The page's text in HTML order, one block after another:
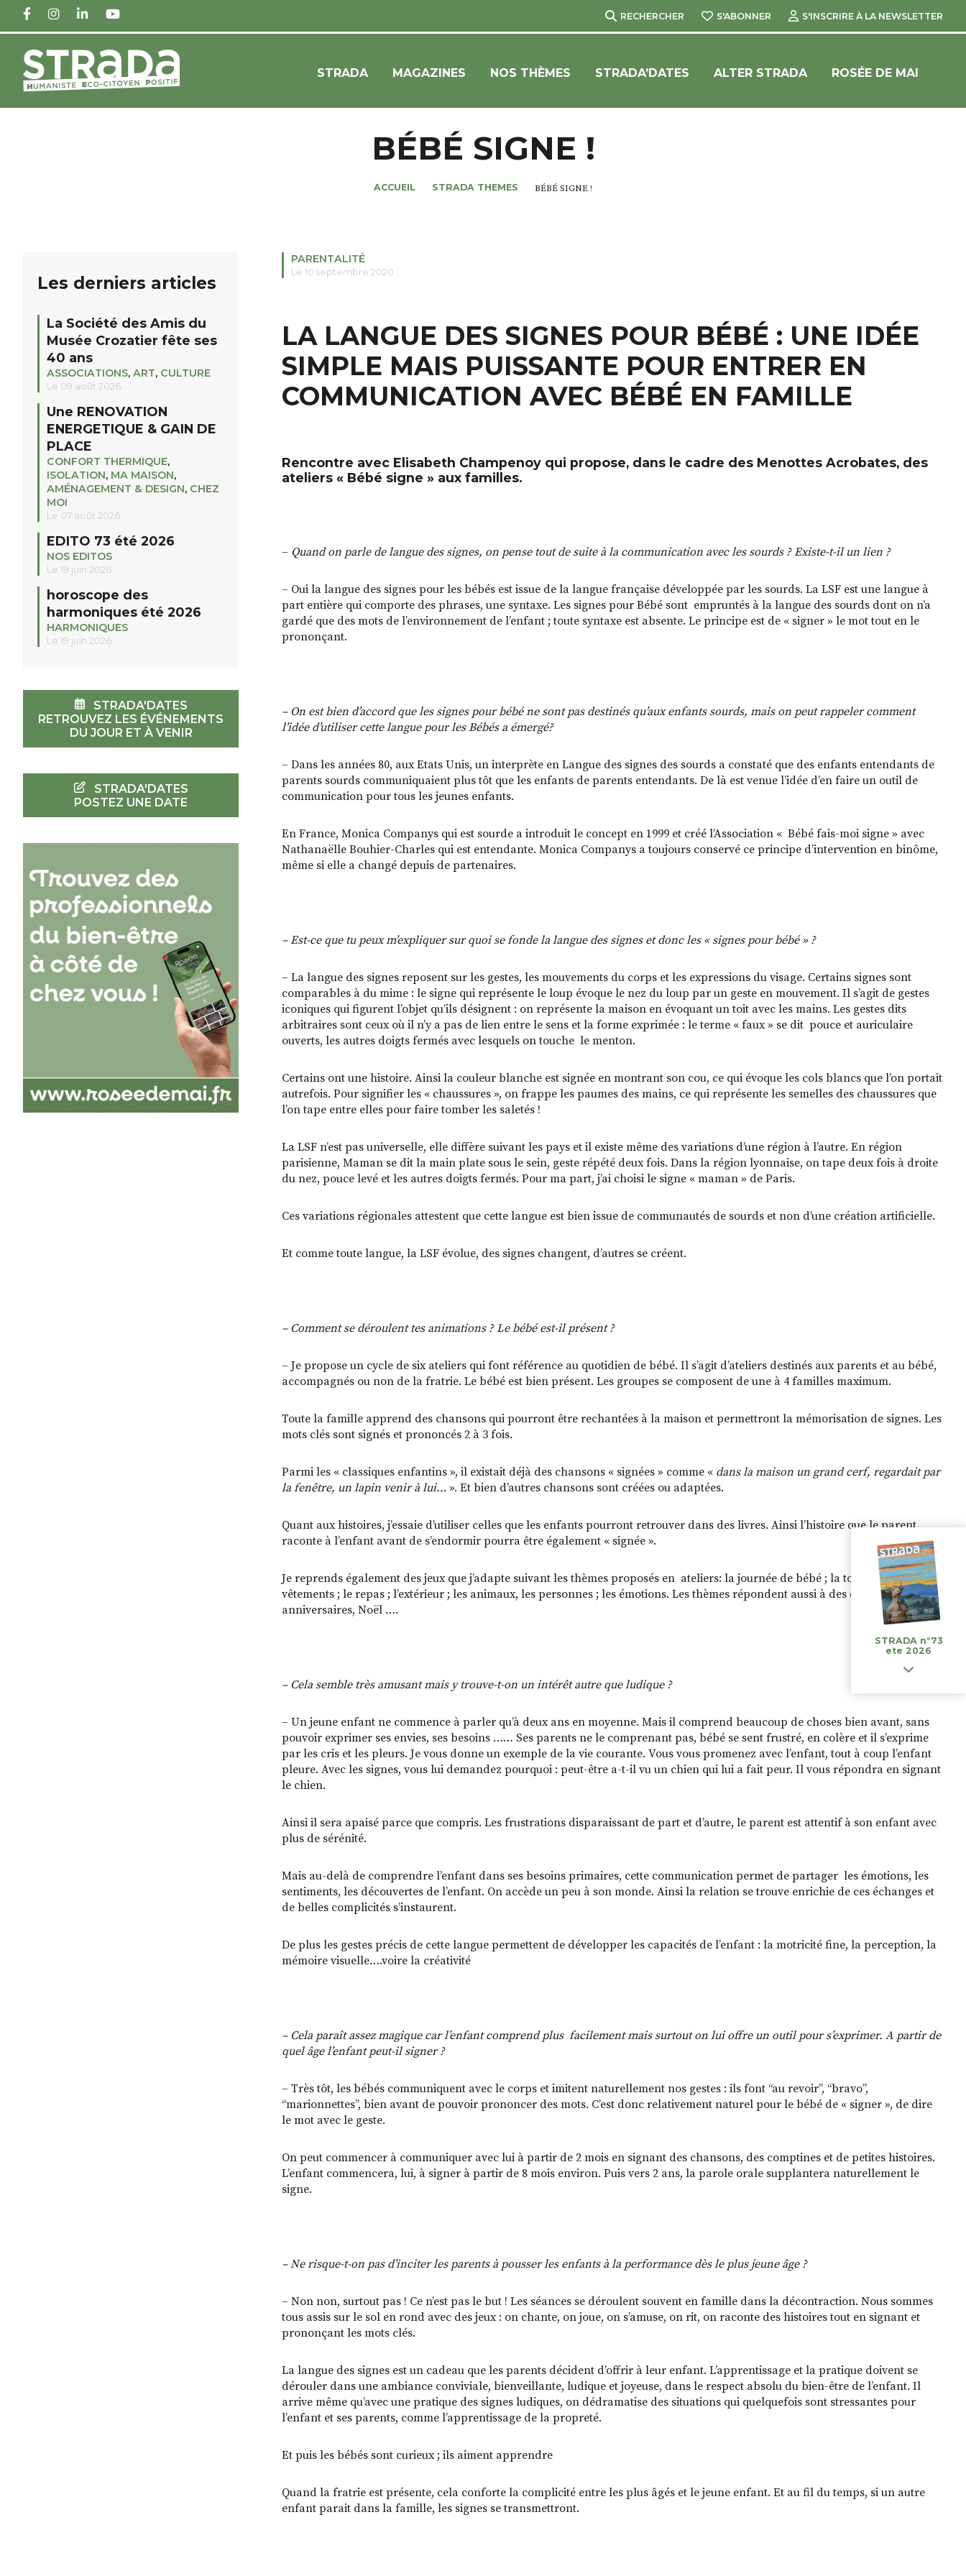
FACEBOOKINSTAGRAM
LINKEDINYOUTUBE RECHERCHER S'ABONNER S'INSCRIRE À LA NEWSLETTER
STRADA MAGAZINES NOS THÈMES STRADA’DATES ALTER STRADA ROSÉE DE MAI
BÉBÉ SIGNE !
ACCUEIL STRADA THEMES BÉBÉ SIGNE !
PARENTALITÉ
Le 10 septembre 2020
LA LANGUE DES SIGNES POUR BÉBÉ : UNE IDÉE
SIMPLE MAIS PUISSANTE POUR ENTRER EN
COMMUNICATION AVEC BÉBÉ EN FAMILLE
Rencontre avec Elisabeth Champenoy qui propose, dans le cadre des Menottes Acrobates, des
ateliers « Bébé signe » aux familles.
– Quand on parle de langue des signes, on pense tout de suite à la communication avec les sourds ? Existe-t-il un lien ?
– Oui la langue des signes pour les bébés est issue de la langue française développée par les sourds. La LSF est une langue à
part entière qui comporte des phrases, une syntaxe. Les signes pour Bébé sont empruntés à la langue des sourds dont on n’a
gardé que des mots de l’environnement de l’enfant ; toute syntaxe est absente. Le principe est de « signer » le mot tout en le
prononçant.
–On est bien d’accord que les signes pour bébé ne sont pas destinés qu’aux enfants sourds, mais on peut rappeler comment
l’idée d’utiliser cette langue pour les Bébés a émergé?
– Dans les années 80, aux Etats Unis, un interprète en Langue des signes des sourds a constaté que des enfants entendants de
parents sourds communiquaient plus tôt que les enfants de parents entendants. De là est venue l’idée d’en faire un outil de
communication pour tous les jeunes enfants.
En France, Monica Companys qui est sourde a introduit le concept en 1999 et créé l’Association « Bébé fais-moi signe » avec
Nathanaëlle Bouhier-Charles qui est entendante. Monica Companys a toujours conservé ce principe d’intervention en binôme,
même si elle a changé depuis de partenaires.
–Est-ce que tu peux m’expliquer sur quoi se fonde la langue des signes et donc les « signes pour bébé » ?
– La langue des signes reposent sur les gestes, les mouvements du corps et les expressions du visage. Certains signes sont
comparables à du mime : le signe qui représente le loup évoque le nez du loup par un geste en mouvement. Il s’agit de gestes
iconiques qui figurent l’objet qu’ils désignent : on représente la maison en évoquant un toit avec les mains. Les gestes dits
arbitraires sont ceux où il n’y a pas de lien entre le sens et la forme exprimée : le terme « faux » se dit pouce et auriculaire
ouverts, les autres doigts fermés avec lesquels on touche le menton.
Certains ont une histoire. Ainsi la couleur blanche est signée en montrant son cou, ce qui évoque les cols blancs que l’on portait
autrefois. Pour signifier les « chaussures », on frappe les paumes des mains, ce qui représente les semelles des chaussures que
l’on tape entre elles pour faire tomber les saletés !
La LSF n’est pas universelle, elle diffère suivant les pays et il existe même des variations d’une région à l’autre. En région
parisienne, Maman se dit la main plate sous le sein, geste répété deux fois. Dans la région lyonnaise, on tape deux fois à droite
du nez, pouce levé et les autres doigts fermés. Pour ma part, j’ai choisi le signe « maman » de Paris.
Ces variations régionales attestent que cette langue est bien issue de communautés de sourds et non d’une création artificielle.
Et comme toute langue, la LSF évolue, des signes changent, d’autres se créent.
– Comment se déroulent tes animations ? Le bébé est-il présent ?
– Je propose un cycle de six ateliers qui font référence au quotidien de bébé. Il s’agit d’ateliers destinés aux parents et au bébé,
accompagnés ou non de la fratrie. Le bébé est bien présent. Les groupes se composent de une à 4 familles maximum.
Toute la famille apprend des chansons qui pourront être rechantées à la maison et permettront la mémorisation de signes. Les
mots clés sont signés et prononcés 2 à 3 fois.
Parmi les « classiques enfantins », il existait déjà des chansons « signées » comme « dans la maison un grand cerf, regardait par
la fenêtre, un lapin venir à lui… ». Et bien d’autres chansons sont créées ou adaptées.
Quant aux histoires, j’essaie d’utiliser celles que les enfants pourront retrouver dans des livres. Ainsi l’histoire que le parent
raconte à l’enfant avant de s’endormir pourra être également « signée ».
Je reprends également des jeux que j’adapte suivant les thèmes proposés en ateliers: la journée de bébé ; la toilette, les
vêtements ; le repas ; l’extérieur ; les animaux, les personnes ; les émotions. Les thèmes répondent aussi à des demandes : les
anniversaires, Noël ….
– Cela semble très amusant mais y trouve-t-on un intérêt autre que ludique ?
– Un jeune enfant ne commence à parler qu’à deux ans en moyenne. Mais il comprend beaucoup de choses bien avant, sans
pouvoir exprimer ses envies, ses besoins …… Ses parents ne le comprenant pas, bébé se sent frustré, en colère et il s’exprime
par les cris et les pleurs. Je vous donne un exemple de la vie courante. Vous vous promenez avec l’enfant, tout à coup l’enfant
pleure. Avec les signes, vous lui demandez pourquoi : peut-être a-t-il vu un chien qui lui a fait peur. Il vous répondra en signant
le chien.
Ainsi il sera apaisé parce que compris. Les frustrations disparaissant de part et d’autre, le parent est attentif à son enfant avec
plus de sérénité.
Mais au-delà de comprendre l’enfant dans ses besoins primaires, cette communication permet de partager les émotions, les
sentiments, les découvertes de l’enfant. On accède un peu à son monde. Ainsi la relation se trouve enrichie de ces échanges et
de belles complicités s’instaurent.
De plus les gestes précis de cette langue permettent de développer les capacités de l’enfant : la motricité fine, la perception, la
mémoire visuelle….voire la créativité
– Cela paraît assez magique car l’enfant comprend plus facilement mais surtout on lui offre un outil pour s’exprimer. A partir de
quel âge l’enfant peut-il signer ?
– Très tôt, les bébés communiquent avec le corps et imitent naturellement nos gestes : ils font ‘‘au revoir’’, ‘‘bravo’’,
‘‘marionnettes’’, bien avant de pouvoir prononcer des mots. C’est donc relativement naturel pour le bébé de « signer », de dire
le mot avec le geste.
On peut commencer à communiquer avec lui à partir de 2 mois en signant des chansons, des comptines et de petites histoires.
L’enfant commencera, lui, à signer à partir de 8 mois environ. Puis vers 2 ans, la parole orale supplantera naturellement le
signe.
– Ne risque-t-on pas d’inciter les parents à pousser les enfants à la performance dès le plus jeune âge ?
– Non non, surtout pas ! Ce n’est pas le but ! Les séances se déroulent souvent en famille dans la décontraction. Nous sommes
tous assis sur le sol en rond avec des jeux : on chante, on joue, on s’amuse, on rit, on raconte des histoires tout en signant et
prononçant les mots clés.
La langue des signes est un cadeau que les parents décident d’offrir à leur enfant. L’apprentissage et la pratique doivent se
dérouler dans une ambiance conviviale, bienveillante, ludique et joyeuse, dans le respect absolu du bien-être de l’enfant. Il
arrive même qu’avec une pratique des signes ludiques, on dédramatise des situations qui quelquefois sont stressantes pour
l’enfant et ses parents, comme l’apprentissage de la propreté.
Et puis les bébés sont curieux ; ils aiment apprendre
Quand la fratrie est présente, cela conforte la complicité entre les plus âgés et le jeune enfant. Et au fil du temps, si un autre
enfant parait dans la famille, les signes se transmettront.
Les derniers articles
La Société des Amis du
Musée Crozatier fête ses
40 ans
ASSOCIATIONS, ART, CULTURE
Le 09 août 2026
Une RENOVATION
ENERGETIQUE & GAIN DE
PLACE
CONFORT THERMIQUE,
ISOLATION, MA MAISON,
AMÉNAGEMENT & DESIGN, CHEZ
MOI
Le 07 août 2026
EDITO 73 été 2026
NOS EDITOS
Le 19 juin 2026
horoscope des
harmoniques été 2026
HARMONIQUES
Le 19 juin 2026
STRADA'DATES
RETROUVEZ LES ÉVÉNEMENTS
DU JOUR ET À VENIR
STRADA'DATES
POSTEZ UNE DATE
STRADA n°73
ete 2026